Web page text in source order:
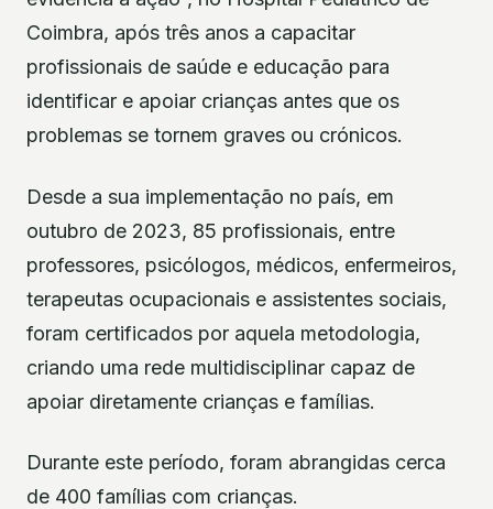
Coimbra, após três anos a capacitar
profissionais de saúde e educação para
identificar e apoiar crianças antes que os
problemas se tornem graves ou crónicos.
Desde a sua implementação no país, em
outubro de 2023, 85 profissionais, entre
professores, psicólogos, médicos, enfermeiros,
terapeutas ocupacionais e assistentes sociais,
foram certificados por aquela metodologia,
criando uma rede multidisciplinar capaz de
apoiar diretamente crianças e famílias.
Durante este período, foram abrangidas cerca
de 400 famílias com crianças.